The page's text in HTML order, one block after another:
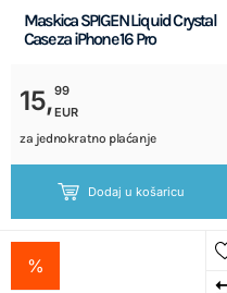
Maskica SPIGEN Liquid Crystal
Case za iPhone 16 Pro
15,99
EUR
za jednokratno plaćanje
Dodaj u košaricu
%